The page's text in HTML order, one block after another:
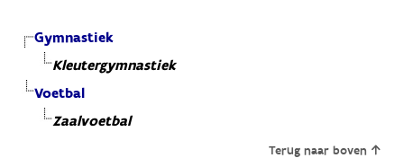
Gymnastiek
Kleutergymnastiek
Voetbal
Zaalvoetbal
Terug naar boven